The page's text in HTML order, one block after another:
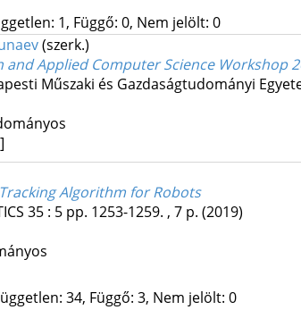
1, Függő: 0, Nem jelölt: 0
(szerk.)
Applied Computer Science Workshop
Műszaki és Gazdaságtudományi
Algorithm for Robots
35: 5 pp. 1253-1259. , 7 p. (2019)
34, Függő: 3, Nem jelölt: 0